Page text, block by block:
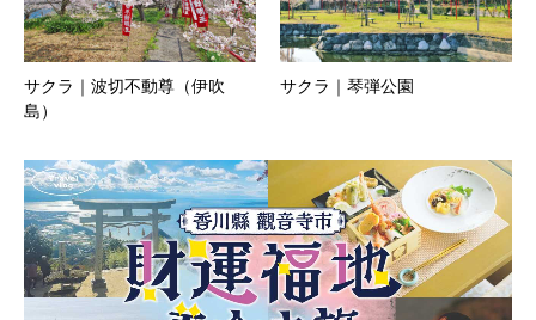
サクラ｜波切不動尊（伊吹
島）
サクラ｜琴弾公園